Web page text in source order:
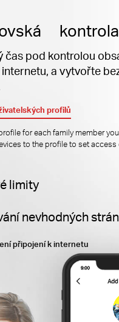
kontrola
čas pod kontrolou
a vytvořte
profilů
for each family member
to the profile to set
limity
nevhodných
připojení k internetu